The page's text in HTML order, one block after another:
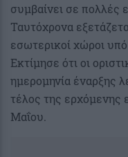
συμβαίνει σε πολλές
Ταυτόχρονα
εσωτερικοί χώροι
Εκτίμησε ότι οι
ημερομηνία έναρξης
τέλος της ερχόμενης
Μαΐου.